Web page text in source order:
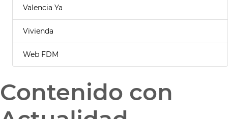
Valencia Ya
Vivienda
Web FDM
Contenido con